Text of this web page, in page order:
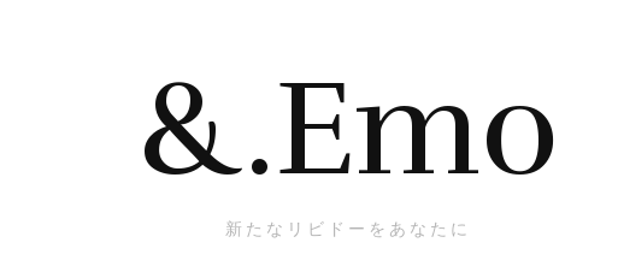
&.Emo
新たなリビドーをあなたに